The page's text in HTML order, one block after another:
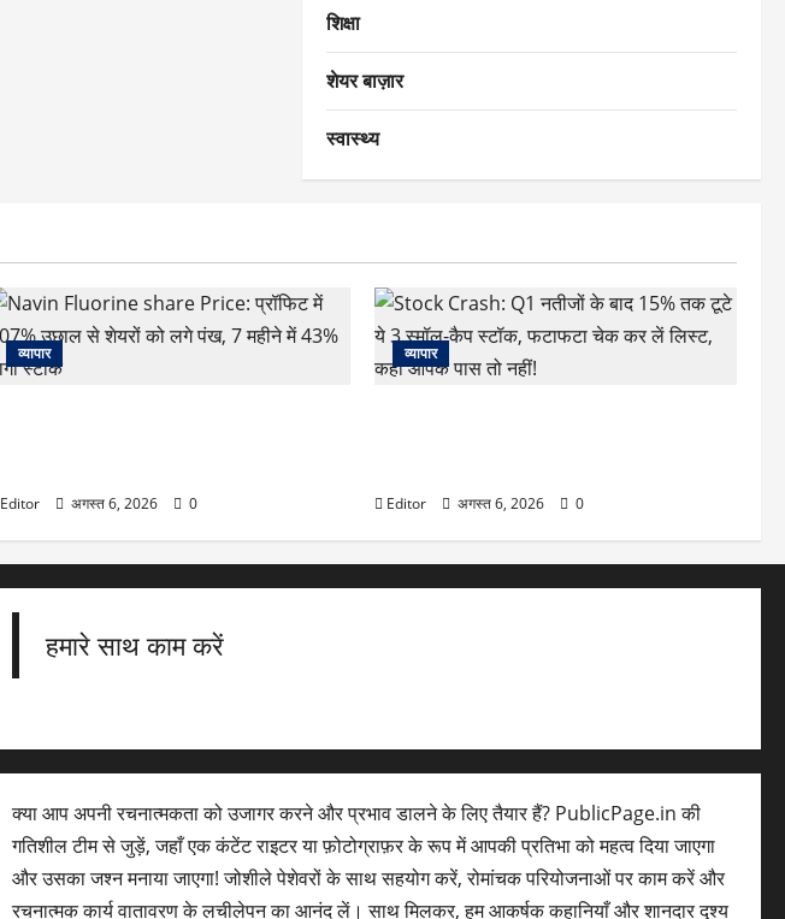
शिक्षा
शेयर बाज़ार
स्वास्थ्य
व्यापार
Editor अगस्त 6, 2026 0
व्यापार
Editor अगस्त 6, 2026 0
हमारे साथ काम करें
क्या आप अपनी रचनात्मकता को उजागर करने और प्रभाव डालने के लिए तैयार हैं? PublicPage.in की
गतिशील टीम से जुड़ें, जहाँ एक कंटेंट राइटर या फ़ोटोग्राफ़र के रूप में आपकी प्रतिभा को महत्व दिया जाएगा
और उसका जश्न मनाया जाएगा! जोशीले पेशेवरों के साथ सहयोग करें, रोमांचक परियोजनाओं पर काम करें और
रचनात्मक कार्य वातावरण के लचीलेपन का आनंद लें। साथ मिलकर, हम आकर्षक कहानियाँ और शानदार दृश्य